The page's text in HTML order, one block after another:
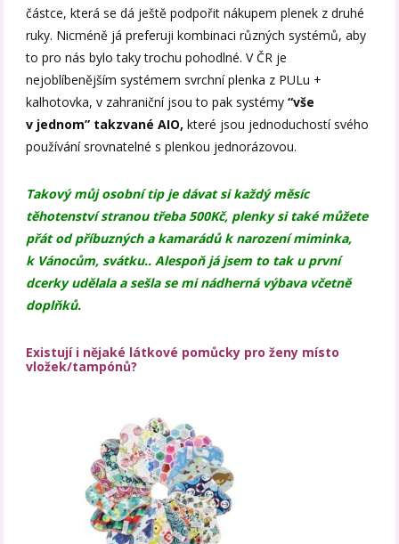
částce, která se dá ještě podpořit nákupem plenek z druhé
ruky. Nicméně já preferuji kombinaci různých systémů, aby
to pro nás bylo taky trochu pohodlné. V ČR je
nejoblíbenějším systémem svrchní plenka z PULu +
kalhotovka, v zahraniční jsou to pak systémy“vše
v jednom” takzvané AIO, které jsou jednoduchostí svého
používání srovnatelné s plenkou jednorázovou.
Takový můj osobní tip je dávat si každý měsíc
těhotenství stranou třeba 500Kč, plenky si také můžete
přát od příbuzných a kamarádů k narození miminka,
k Vánocům, svátku.. Alespoň já jsem to tak u první
dcerky udělala a sešla se mi nádherná výbava včetně
doplňků.
Existují i nějaké látkové pomůcky pro ženy místo
vložek/tampónů?